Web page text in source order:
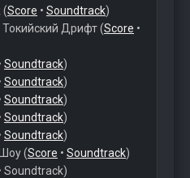
(Score • Soundtrack)
Дрифт (Score •
Soundtrack)
Soundtrack)
Soundtrack)
Soundtrack)
Soundtrack)
(Score • Soundtrack)
Soundtrack)